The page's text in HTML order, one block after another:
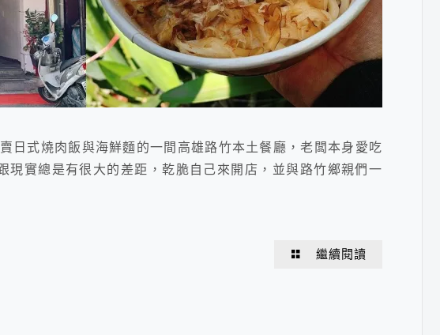
日式燒肉飯與海鮮麵的一間高雄路竹本土餐廳，老闆本身愛吃
現實總是有很大的差距，乾脆自己來開店，並與路竹鄉親們一
繼續閱讀